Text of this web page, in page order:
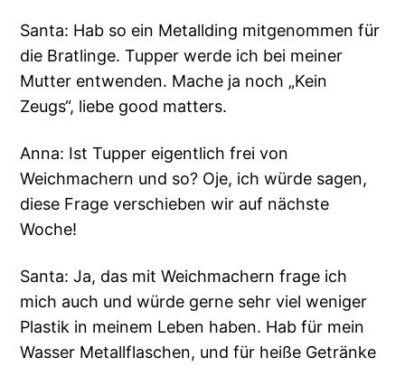
Santa: Hab so ein Metallding mitgenommen für
die Bratlinge. Tupper werde ich bei meiner
Mutter entwenden. Mache ja noch „Kein
Zeugs“, liebe good matters.
Anna: Ist Tupper eigentlich frei von
Weichmachern und so? Oje, ich würde sagen,
diese Frage verschieben wir auf nächste
Woche!
Santa: Ja, das mit Weichmachern frage ich
mich auch und würde gerne sehr viel weniger
Plastik in meinem Leben haben. Hab für mein
Wasser Metallflaschen, und für heiße Getränke